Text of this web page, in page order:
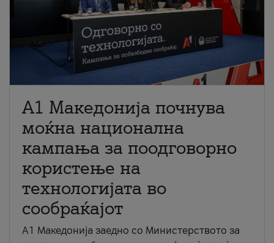
A1 Македонија почнува
моќна национална
кампања за поодговорно
користење на
технологијата во
сообраќајот
A1 Македонија заедно со Министерството за